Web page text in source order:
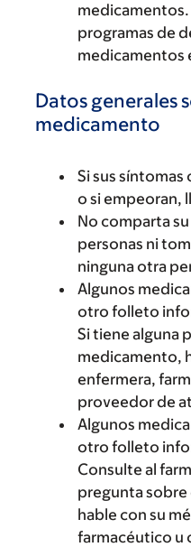
programas de
medicamentos
Datos generales
medicamento
Si sus
o si empeoran,
No comparta
personas ni
ninguna otra
Algunos
otro folleto
Si tiene alguna
medicamento,
enfermera,
proveedor de
Algunos
otro folleto
Consulte al
pregunta
hable con su
farmacéutico u